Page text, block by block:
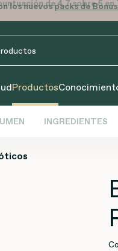
de 4,7 sobre 5 en
Productos
INGREDIENTES